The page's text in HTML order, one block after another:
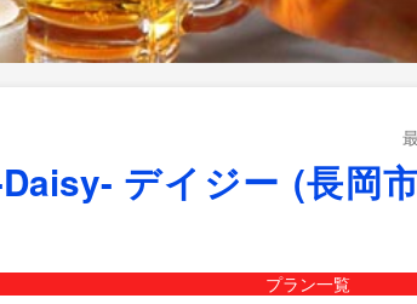
デイジー (長岡
プラン一覧